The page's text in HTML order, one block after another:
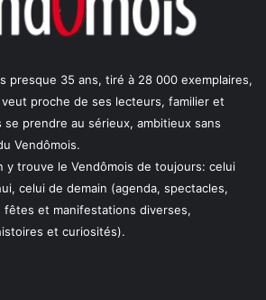
presque 35 ans, tiré à 28 000 exemplaires,
proche de ses lecteurs, familier et
se prendre au sérieux, ambitieux sans
Vendômois.
y trouve le Vendômois de toujours: celui
celui de demain (agenda, spectacles,
et manifestations diverses,
et curiosités).